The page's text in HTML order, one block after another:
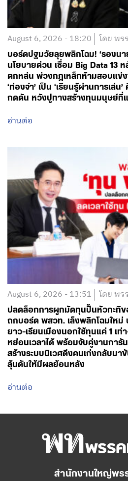
August 6, 2026 - 18:20 โดย พร
บอร์ดปฐมวัยลุยพลิกโฉม! ‘รองน
นโยบายด่วน เชื่อม Big Data 13
ตกหล่น พ่วงกฎเหล็กห้ามสอบแข่ง
‘ท่องจำ’ เป็น ‘เรียนรู้ผ่านการเล่
กดดัน หวังปูทางสร้างทุนมนุษย์ที่
อ่านต่อ
August 6, 2026 - 13:51 โดย พร
ปลดล็อกการผูกมัดทุนปั้นหัวกะทิข
ถกบอร์ด พสวท. เล็งพลิกโฉมใหม่
ยาว-เรียนเมืองนอกใช้ทุนแค่ 1 เท่
หย่อนเวลาได้ พร้อมจับคู่งานการั
สร้างระบบนิเวศดึงคนเก่งกลับมา
ลุ้นดันให้มีผลย้อนหลัง
อ่านต่อ
สำนักงานใหญ่พร